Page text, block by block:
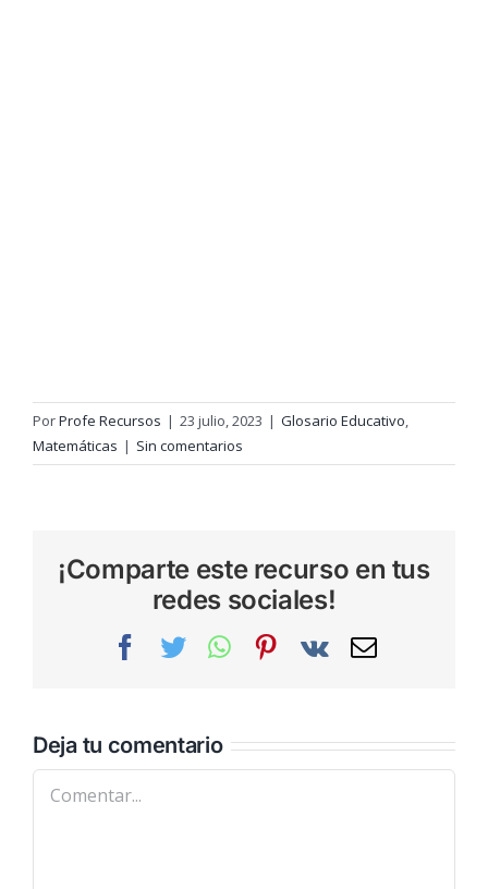
PorProfe Recursos | 23 julio, 2023 | Glosario Educativo,
Matemáticas | Sin comentarios
¡Comparte este recurso en tus
redes sociales!
Facebook
TwitterWhatsAppPinterest
Vk
Correo
Deja tu comentario
Comentar